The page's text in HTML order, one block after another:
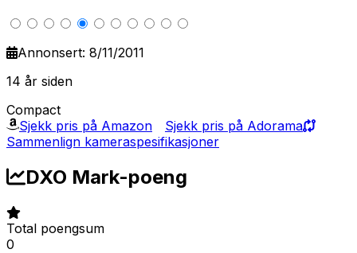
Annonsert: 8/11/2011
14 år siden
Compact
Sjekk pris på Amazon
Sjekk pris på Adorama
Sammenlign kameraspesifikasjoner
DXO Mark-poeng
Total poengsum
0